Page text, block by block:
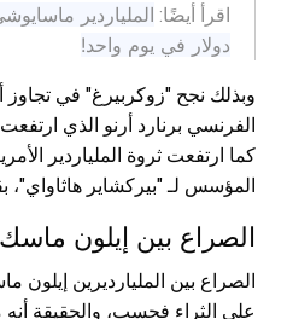
اقرأ أيضًا:
دولار في يوم واحد!
وبذلك نجح "زوكربيرغ" في تجاوز
الفرنسي برنارد أرنو الذي
كما ارتفعت ثروة الملياردير
المؤسس لـ "بيركشاير هاثاواي"،
الصراع بين إيلون
الصراع بين المليارديرين إيلون
على الثراء فحسب، والحقيقة